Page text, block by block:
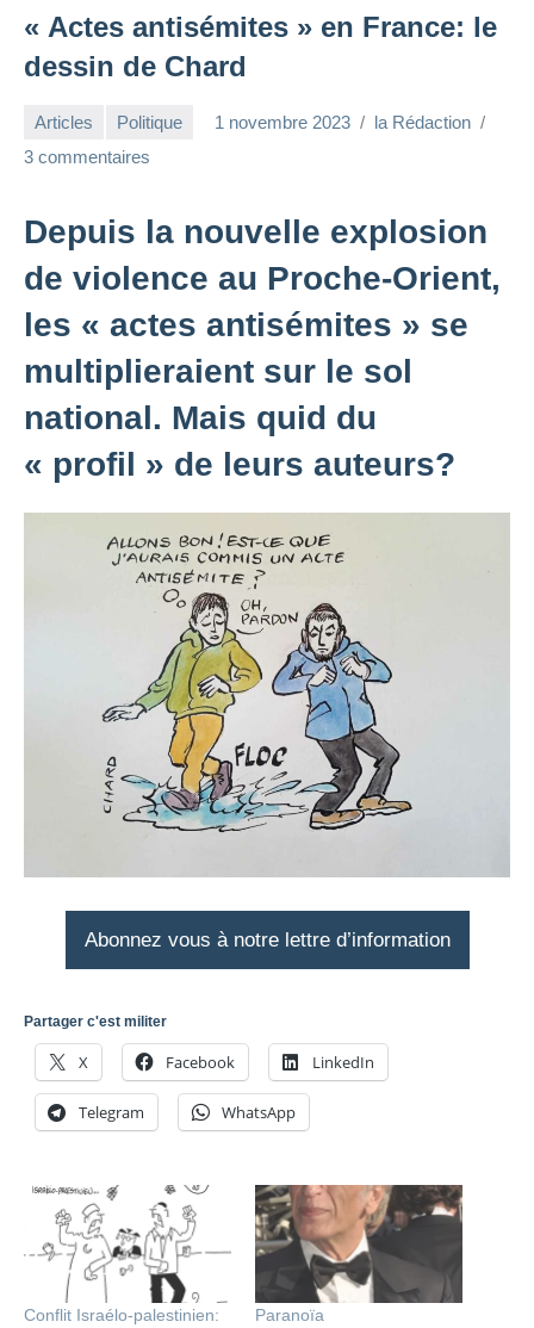
« Actes antisémites » en France: le
dessin de Chard
Articles Politique 1 novembre 2023
la Rédaction
3 commentaires
Depuis la nouvelle explosion
de violence au Proche-Orient,
les « actes antisémites » se
multiplieraient sur le sol
national. Mais quid du
« profil » de leurs auteurs?
Abonnez vous à notre lettre d’information
Partager c'est militer
X Facebook LinkedIn
Telegram WhatsApp
Conflit Israélo-palestinien:
Paranoïa